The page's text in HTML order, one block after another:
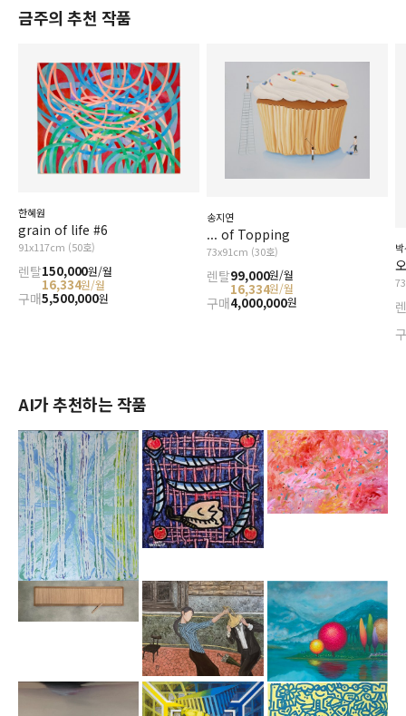
금주의 추천 작품
한혜원
grain of life #6
91x117cm (50호)
렌탈150,000원/월
16,334원/월
구매5,500,000원
송지연
... of Topping
73x91cm (30호)
렌탈99,000원/월
16,334원/월
구매4,000,000원
AI가 추천하는 작품